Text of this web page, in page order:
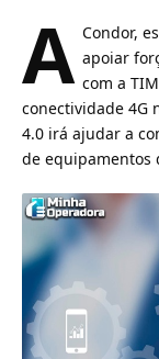
A Condor,
apoiar
com a TIM
conectividade 4G
4.0 irá ajudar a
de equipamentos